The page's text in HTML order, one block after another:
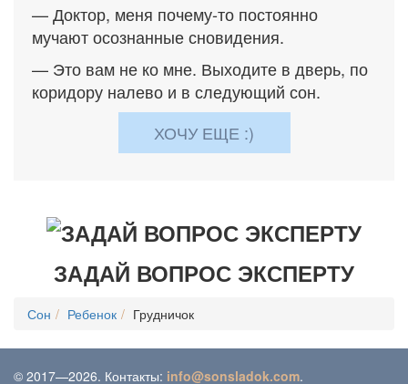
— Доктор, меня почему-то постоянно
мучают осознанные сновидения.
— Это вам не ко мне. Выходите в дверь, по
коридору налево и в следующий сон.
ХОЧУ ЕЩЕ :)
ЗАДАЙ ВОПРОС ЭКСПЕРТУ
Сон Ребенок Грудничок
© 2017—2026. Контакты: info@sonsladok.com.